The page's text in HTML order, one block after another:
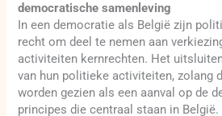
democratische samenleving
In een democratie als België zijn
recht om deel te nemen aan
activiteiten kernrechten. Het
van hun politieke activiteiten, zolang
worden gezien als een aanval op de
principes die centraal staan in België.